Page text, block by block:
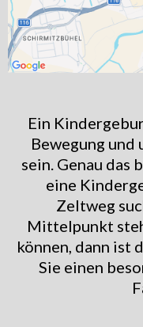
Ein
Bewegung
sein. Genau das
eine
Zeltweg
Mittelpunkt
können, dann ist
Sie einen